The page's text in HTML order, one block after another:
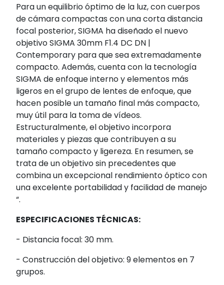
Para un equilibrio óptimo de la luz, con cuerpos
de cámara compactas con una corta distancia
focal posterior, SIGMA ha diseñado el nuevo
objetivo SIGMA 30mm F1.4 DC DN |
Contemporary para que sea extremadamente
compacto. Además, cuenta con la tecnología
SIGMA de enfoque interno y elementos más
ligeros en el grupo de lentes de enfoque, que
hacen posible un tamaño final más compacto,
muy útil para la toma de vídeos.
Estructuralmente, el objetivo incorpora
materiales y piezas que contribuyen a su
tamaño compacto y ligereza. En resumen, se
trata de un objetivo sin precedentes que
combina un excepcional rendimiento óptico con
una excelente portabilidad y facilidad de manejo
“.
ESPECIFICACIONES TÉCNICAS:
- Distancia focal: 30 mm.
- Construcción del objetivo: 9 elementos en 7
grupos.